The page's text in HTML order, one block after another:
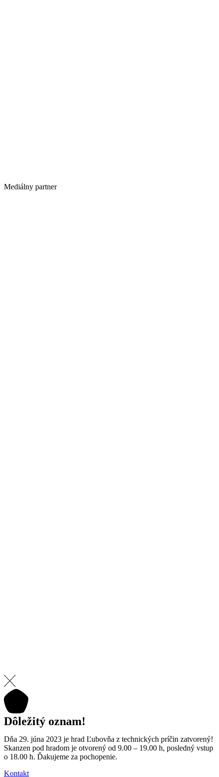
Mediálny partner
Dôležitý oznam!
Dňa 29. júna 2023 je hrad Ľubovňa z technických príčin zatvorený!
Skanzen pod hradom je otvorený od 9.00 – 19.00 h, posledný vstup
o 18.00 h. Ďakujeme za pochopenie.
Kontakt